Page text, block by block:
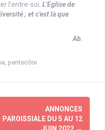
l’entre-soi. L’Eglise de
; et c’est là que
Ab.
, pentecôte
ANNONCES
PAROISSIALE DU 5 AU 12